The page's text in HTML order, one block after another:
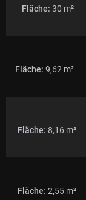
Fläche: 30 m²
Fläche: 9,62 m²
Fläche: 8,16 m²
Fläche: 2,55 m²